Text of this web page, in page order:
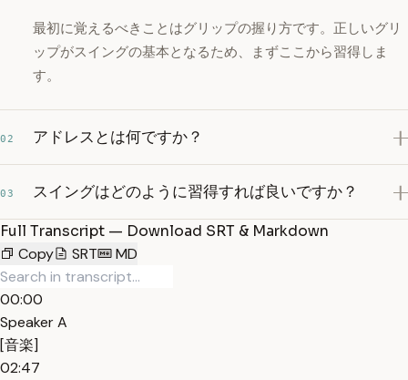
最初に覚えるべきことはグリップの握り方です。正しいグリ
ップがスイングの基本となるため、まずここから習得しま
す。
02 アドレスとは何ですか？
03 スイングはどのように習得すれば良いですか？
Full Transcript — Download SRT & Markdown
Copy
SRT MD
00:00
Speaker A
[音楽]
02:47